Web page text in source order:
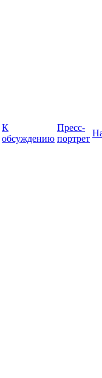
К
обсуждению
Пресс-
портрет